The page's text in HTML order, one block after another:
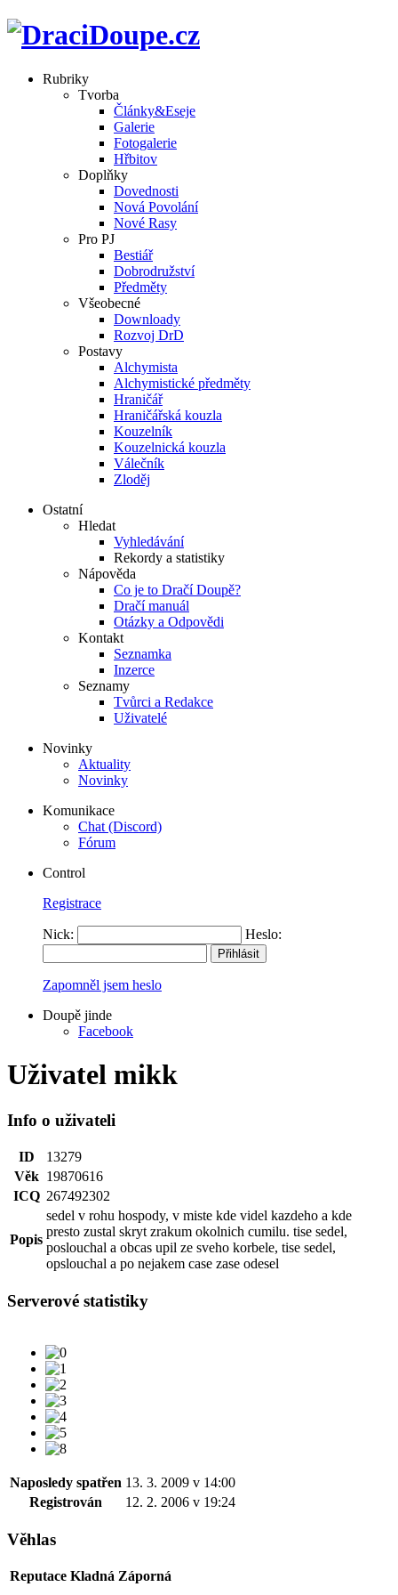
Rubriky
Tvorba
Články&Eseje
Galerie
Fotogalerie
Hřbitov
Doplňky
Dovednosti
Nová Povolání
Nové Rasy
Pro PJ
Bestiář
Dobrodružství
Předměty
Všeobecné
Downloady
Rozvoj DrD
Postavy
Alchymista
Alchymistické předměty
Hraničář
Hraničářská kouzla
Kouzelník
Kouzelnická kouzla
Válečník
Zloděj
Ostatní
Hledat
Vyhledávání
Rekordy a statistiky
Nápověda
Co je to Dračí Doupě?
Dračí manuál
Otázky a Odpovědi
Kontakt
Seznamka
Inzerce
Seznamy
Tvůrci a Redakce
Uživatelé
Novinky
Aktuality
Novinky
Komunikace
Chat (Discord)
Fórum
Control
Registrace
Nick: Heslo:
Zapomněl jsem heslo
Doupě jinde
Facebook
Uživatel mikk
Info o uživateli
ID
13279
Věk 19870616
ICQ 267492302
Popis
sedel v rohu hospody, v miste kde videl kazdeho a kde
presto zustal skryt zrakum okolnich cumilu. tise sedel,
poslouchal a obcas upil ze sveho korbele, tise sedel,
opslouchal a po nejakem case zase odesel
Serverové statistiky
Naposledy spatřen 13. 3. 2009 v 14:00
Registrován
12. 2. 2006 v 19:24
Věhlas
Reputace Kladná Záporná